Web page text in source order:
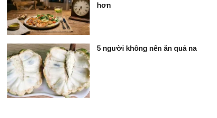
hơn
5 người không nên ăn quả na